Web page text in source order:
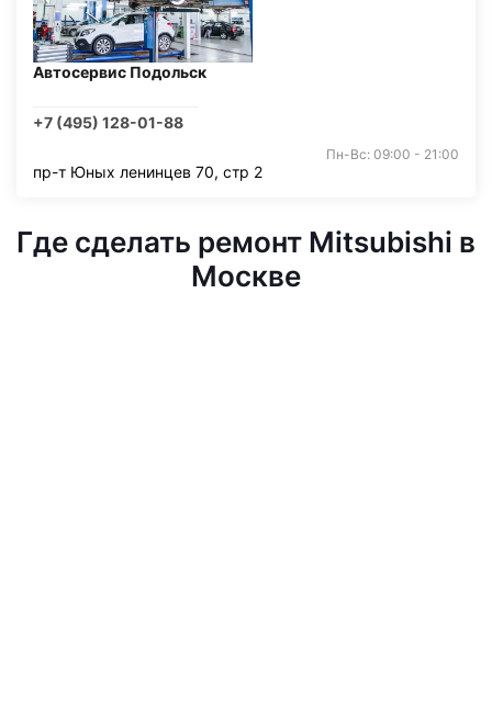
Автосервис Подольск
+7 (495) 128-01-88
Пн-Вс: 09:00 - 21:00
пр-т Юных ленинцев 70, стр 2
Где сделать ремонт Mitsubishi в
Москве